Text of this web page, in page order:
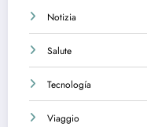
Notizia
Salute
Tecnología
Viaggio